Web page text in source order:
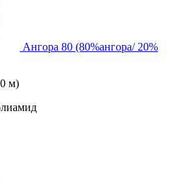
Ангора 80 (80%ангора/ 20%
м)